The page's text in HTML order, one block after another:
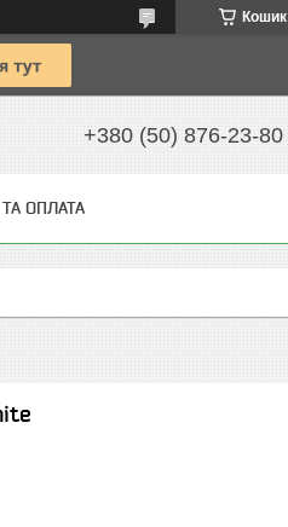
Кошик
+380 (50) 876-23-80
ОПЛАТА